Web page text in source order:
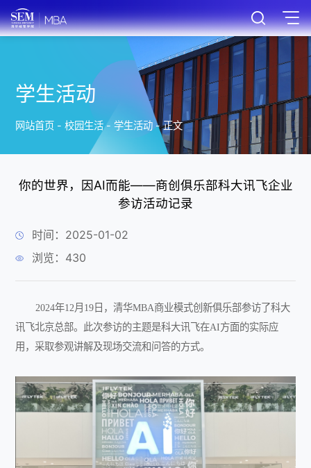
学生活动
网站首页 -校园生活-学生活动-正文
你的世界，因AI而能——商创俱乐部科大讯飞企业
参访活动记录
时间：2025-01-02
浏览： 430
2024年12月19日，清华MBA商业模式创新俱乐部参访了科大
讯飞北京总部。此次参访的主题是科大讯飞在AI方面的实际应
用，采取参观讲解及现场交流和问答的方式。